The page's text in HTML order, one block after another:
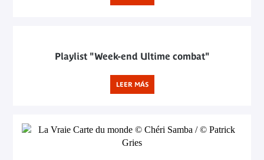
Playlist "Week-end Ultime combat"
LEER MÁS